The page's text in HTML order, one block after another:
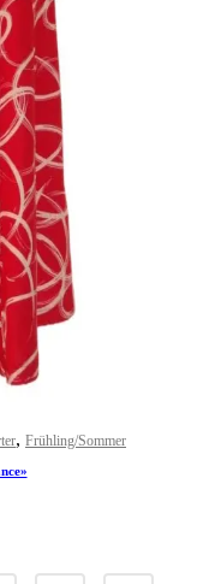
, Frühling/Sommer